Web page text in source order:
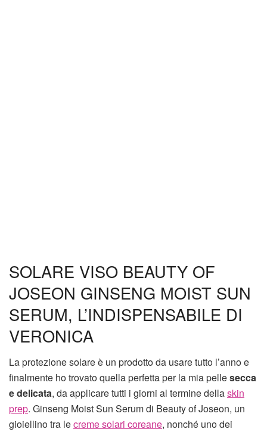
SOLARE VISO BEAUTY OF
JOSEON GINSENG MOIST SUN
SERUM, L’INDISPENSABILE DI
VERONICA
La protezione solare è un prodotto da usare tutto l’anno e
finalmente ho trovato quella perfetta per la mia pellesecca
e delicata, da applicare tutti i giorni al termine dellaskin
prep. Ginseng Moist Sun Serum di Beauty of Joseon, un
gioiellino tra lecreme solari coreane, nonché uno dei